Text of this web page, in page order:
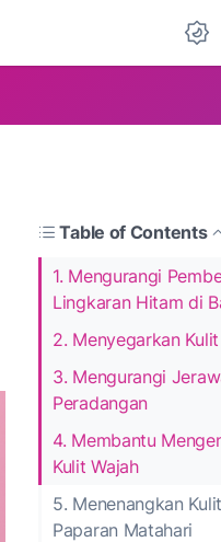
Table of Contents
1. Mengurangi
Lingkaran Hitam di
2. Menyegarkan
3. Mengurangi
Peradangan
4. Membantu
Kulit Wajah
5. Menenangkan
Paparan Matahari